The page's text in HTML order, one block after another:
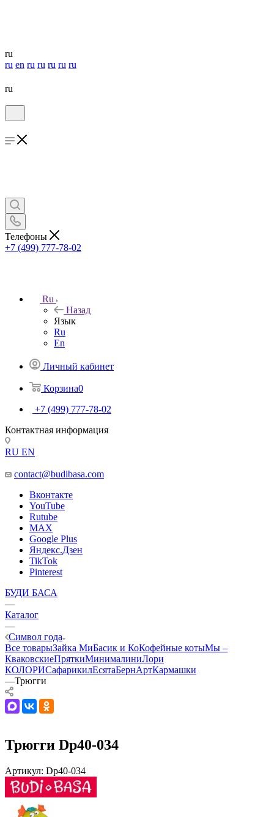
ru
ru en ru ru ru ru ru
ru
Телефоны
+7 (499) 777-78-02
Ru
Назад
Язык
Ru
En
Личный кабинет
Корзина0
+7 (499) 777-78-02
Контактная информация
RU EN
contact@budibasa.com
Вконтакте
YouTube
Rutube
MAX
Google Plus
Яндекс.Дзен
TikTok
Pinterest
БУДИ БАСА
—
Каталог
—
Символ года
Все товарыЗайка МиБасик и КоКофейные котыМы –
КваковскиеПряткиМинималиниЛори
КОЛОРИСафарикилЕсятаБернАртКармашки
—Трюгги
Трюгги Dp40-034
Артикул: Dp40-034